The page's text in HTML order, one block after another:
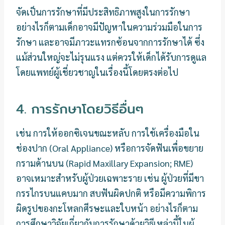
จัดเป็นการรักษาที่มีประสิทธิภาพสูงในการรักษา
อย่างไรก็ตามเด็กอาจมีปัญหาในความร่วมมือในการ
รักษา และอาจมีภาวะแทรกซ้อนจากการรักษาได้ ซึ่ง
แม้ส่วนใหญ่จะไม่รุนแรง แต่ควรให้เด็กได้รับการดูแล
โดยแพทย์ผู้เชี่ยวชาญในเรื่องนี้โดยตรงต่อไป
4. การรักษาโดยวิธีอื่นๆ
เช่น การให้ออกซิเจนขณะหลับ การใช้เครื่องมือใน
ช่องปาก (Oral Appliance) หรือการจัดฟันเพื่อขยาย
กรามด้านบน (Rapid Maxillary Expansion; RME)
อาจเหมาะสําหรับผู้ป่วยเฉพาะราย เช่น ผู้ป่วยที่มีขา
กรรไกรบนแคบมาก สบฟันผิดปกติ หรือมีความพิการ
ผิดรูปของกะโหลกศีรษะและใบหน้า อย่างไรก็ตาม